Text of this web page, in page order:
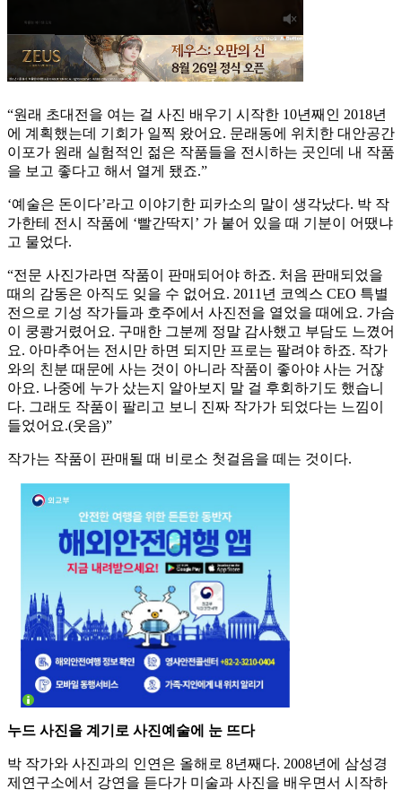
“원래 초대전을 여는 걸 사진 배우기 시작한 10년째인 2018년
에 계획했는데 기회가 일찍 왔어요. 문래동에 위치한 대안공간
이포가 원래 실험적인 젊은 작품들을 전시하는 곳인데 내 작품
을 보고 좋다고 해서 열게 됐죠.”
‘예술은 돈이다’라고 이야기한 피카소의 말이 생각났다. 박 작
가한테 전시 작품에 ‘빨간딱지’ 가 붙어 있을 때 기분이 어땠냐
고 물었다.
“전문 사진가라면 작품이 판매되어야 하죠. 처음 판매되었을
때의 감동은 아직도 잊을 수 없어요. 2011년 코엑스 CEO 특별
전으로 기성 작가들과 호주에서 사진전을 열었을 때에요. 가슴
이 쿵쾅거렸어요. 구매한 그분께 정말 감사했고 부담도 느꼈어
요. 아마추어는 전시만 하면 되지만 프로는 팔려야 하죠. 작가
와의 친분 때문에 사는 것이 아니라 작품이 좋아야 사는 거잖
아요. 나중에 누가 샀는지 알아보지 말 걸 후회하기도 했습니
다. 그래도 작품이 팔리고 보니 진짜 작가가 되었다는 느낌이
들었어요.(웃음)”
작가는 작품이 판매될 때 비로소 첫걸음을 떼는 것이다.
누드 사진을 계기로 사진예술에 눈 뜨다
박 작가와 사진과의 인연은 올해로 8년째다. 2008년에 삼성경
제연구소에서 강연을 듣다가 미술과 사진을 배우면서 시작하